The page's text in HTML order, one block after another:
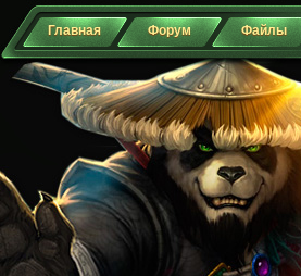
Главная Форум Файлы